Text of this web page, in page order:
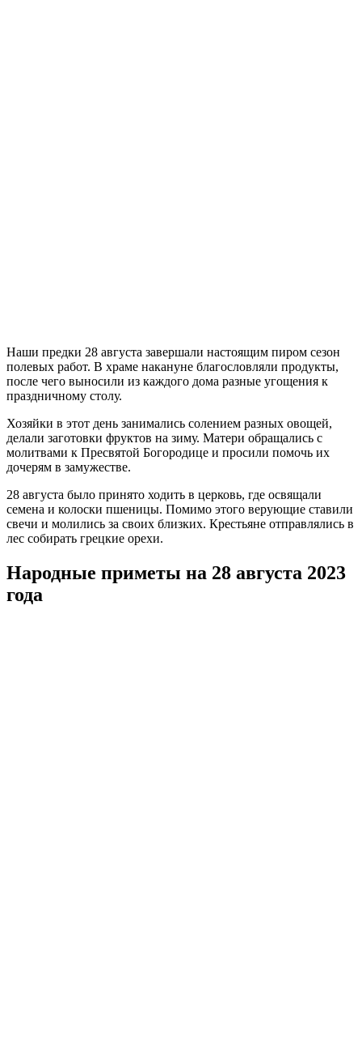
Наши предки 28 августа завершали настоящим пиром сезон
полевых работ. В храме накануне благословляли продукты,
после чего выносили из каждого дома разные угощения к
праздничному столу.
Хозяйки в этот день занимались солением разных овощей,
делали заготовки фруктов на зиму. Матери обращались с
молитвами к Пресвятой Богородице и просили помочь их
дочерям в замужестве.
28 августа было принято ходить в церковь, где освящали
семена и колоски пшеницы. Помимо этого верующие ставили
свечи и молились за своих близких. Крестьяне отправлялись в
лес собирать грецкие орехи.
Народные приметы на 28 августа 2023
года